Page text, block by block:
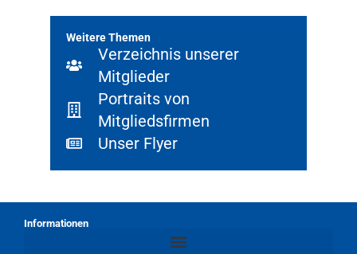
Weitere Themen
Verzeichnis unserer
Mitglieder
Portraits von
Mitgliedsfirmen
Unser Flyer
Informationen